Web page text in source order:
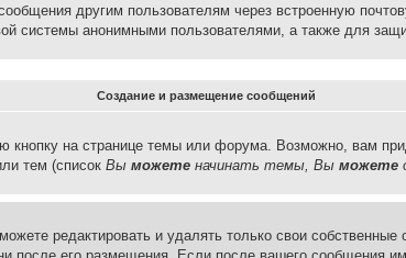
другим пользователям через встроенную
системы анонимными пользователями, а также для
Создание и размещение сообщений
на странице темы или форума. Возможно, вам
тем (список Вы можете начинать темы, Вы можете
редактировать и удалять только свои